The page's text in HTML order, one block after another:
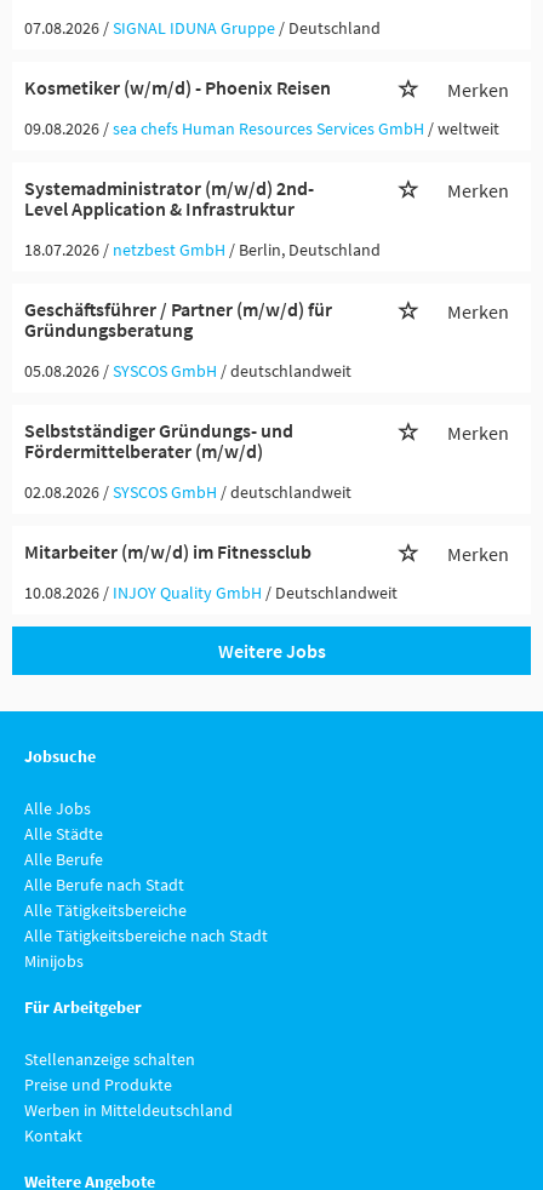
07.08.2026 /SIGNAL IDUNA Gruppe / Deutschland
Kosmetiker (w/m/d) - Phoenix Reisen Merken
09.08.2026 /sea chefs Human Resources Services GmbH / weltweit
Systemadministrator (m/w/d) 2nd-
Level Application & Infrastruktur
Merken
18.07.2026 / netzbest GmbH / Berlin, Deutschland
Geschäftsführer / Partner (m/w/d) für
Gründungsberatung
Merken
05.08.2026 /SYSCOS GmbH / deutschlandweit
Selbstständiger Gründungs- und
Fördermittelberater (m/w/d)
Merken
02.08.2026 /SYSCOS GmbH / deutschlandweit
Mitarbeiter (m/w/d) im Fitnessclub Merken
10.08.2026 / INJOY Quality GmbH / Deutschlandweit
Weitere Jobs
Jobsuche
Alle Jobs
Alle Städte
Alle Berufe
Alle Berufe nach Stadt
Alle Tätigkeitsbereiche
Alle Tätigkeitsbereiche nach Stadt
Minijobs
Für Arbeitgeber
Stellenanzeige schalten
Preise und Produkte
Werben in Mitteldeutschland
Kontakt
Weitere Angebote